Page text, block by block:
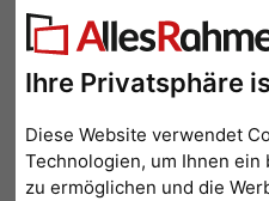
Ihre Privatsphäre
Diese Website verwendet
Technologien, um Ihnen
zu ermöglichen und die
Zurück
Schattenfugenrahmen FLOATS 50
FLOATS 50